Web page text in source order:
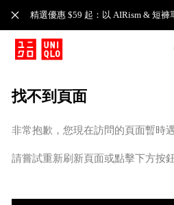
精選優惠 $59 起：以 AIRism & 短褲
找不到頁面
非常抱歉，您現在訪問的頁面暫時
請嘗試重新刷新頁面或點擊下方按